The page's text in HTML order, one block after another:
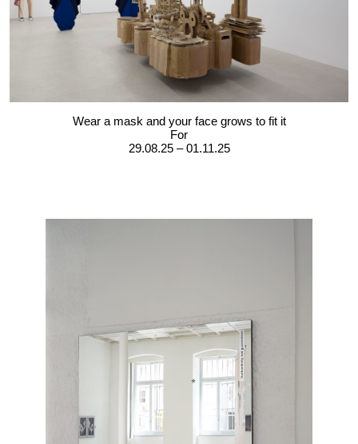
Wear a mask and your face grows to fit it
For
29.08.25 – 01.11.25